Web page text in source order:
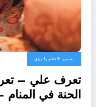
تفسير الاحلام والرؤى
تعرف علي –
الحنة في المنام